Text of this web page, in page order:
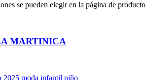
se pueden elegir en la página de producto
MARTINICA